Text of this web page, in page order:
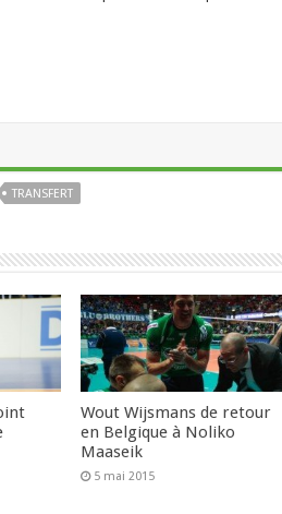
TRANSFERT
Wout Wijsmans de retour
en Belgique à Noliko
Maaseik
5 mai 2015